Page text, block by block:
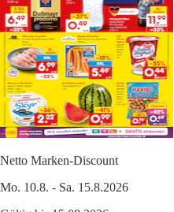
Netto Marken-Discount
Mo. 10.8. - Sa. 15.8.2026